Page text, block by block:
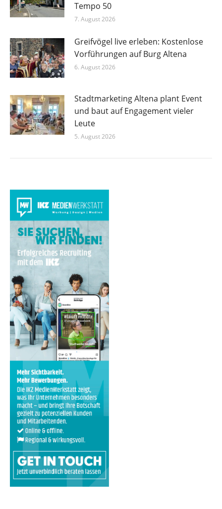
Tempo 50
7. August 2026
Greifvögel live erleben: Kostenlose
Vorführungen auf Burg Altena
6. August 2026
Stadtmarketing Altena plant Event
und baut auf Engagement vieler
Leute
5. August 2026